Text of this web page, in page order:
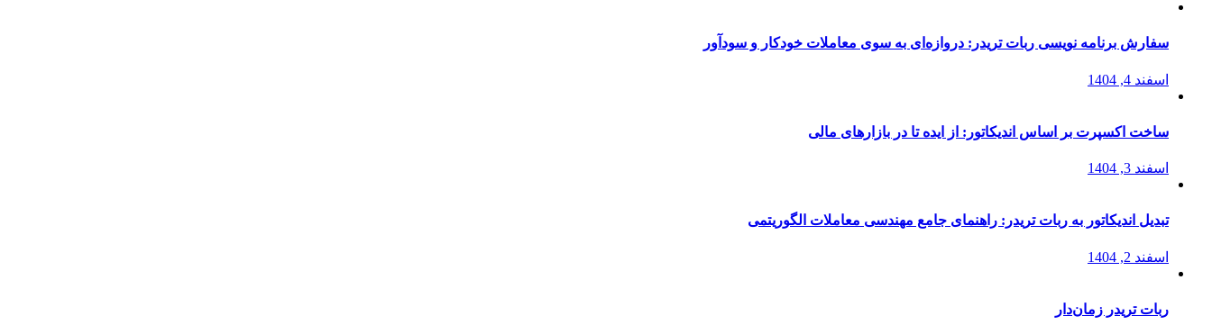
سفارش برنامه نویسی ربات تریدر: دروازه‌ای به سوی معاملات خودکار و سودآور
اسفند 4, 1404
ساخت اکسپرت بر اساس اندیکاتور: از ایده تا در بازارهای مالی
اسفند 3, 1404
تبدیل اندیکاتور به ربات تریدر: راهنمای جامع مهندسی معاملات الگوریتمی
اسفند 2, 1404
ربات تریدر زمان‌دار